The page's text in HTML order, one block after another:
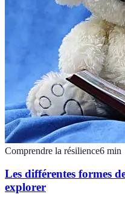
Comprendre la résilience6 min
Les différentes formes
explorer